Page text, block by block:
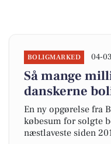
BOLIGMARKED 04-
Så mange
danskerne
En ny opgørelse fra
købesum for solgte
næstlaveste siden